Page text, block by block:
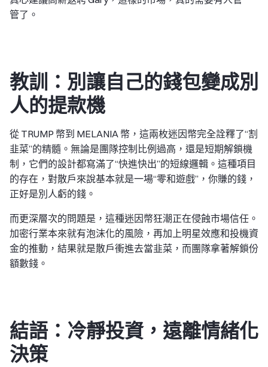
管了。
教訓：別讓自己的錢包變成別
人的提款機
從 TRUMP 幣到 MELANIA 幣，這兩枚迷因幣完全詮釋了“割
韭菜”的精髓。無論是團隊控制比例過高，還是短期解鎖機
制，它們的設計都寫滿了“快進快出”的短線邏輯。這種項目
的存在，對散戶來說基本就是一場“零和遊戲”，你賺的錢，
正好是別人虧的錢。
而更深層次的問題是，這種迷因幣狂潮正在侵蝕市場信任。
加密行業本來就有泡沫化的風險，再加上明星效應和投機資
金的推動，結果就是散戶衝進去當韭菜，而團隊拿著解鎖份
額數錢。
結語：冷靜投資，遠離情緒化
決策